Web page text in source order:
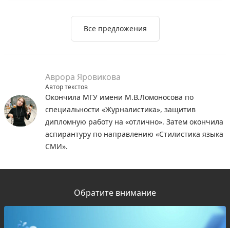
Все предложения
Аврора Яровикова
Автор текстов
Окончила МГУ имени М.В.Ломоносова по
специальности «Журналистика», защитив
дипломную работу на «отлично». Затем окончила
аспирантуру по направлению «Стилистика языка
СМИ».
Обратите внимание